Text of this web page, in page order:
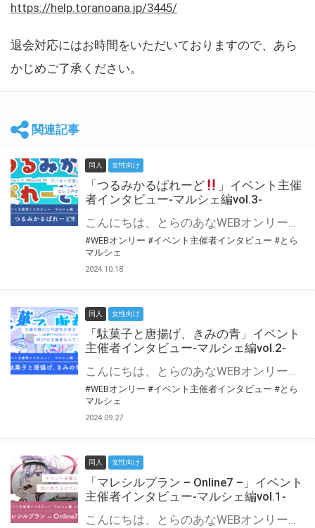
https://help.toranoana.jp/3445/
退会対応にはお時間をいただいておりますので、あら
かじめご了承ください。
関連記事
同人 女性向け
「つるみかるぱれーど
」イベント主催
者インタビュー-マルシェ編vol.3-
こんにちは、とらのあなWEBオンリー運営スタッフです。 新たにお届けする、イベント主催者インタビュー-マルシェ編-は、 とらのあなWEBオンリー「マルシェ」をご利用した主催様に 「マルシェ」を使って開催した感想や心がけをお聞きする企画です。 今回は、WEBオンリー初開催「つるみかるぱれーど
#WEBオンリー #イベント主催者インタビュー #とら
マルシェ
2024.10.18
同人 女性向け
「駄菓子と唐揚げ、きみの青」イベント
主催者インタビュー-マルシェ編vol.2-
こんにちは、とらのあなWEBオンリー運営スタッフです。 新たにお届けする、イベント主催者インタビュー-マルシェ編-は、 とらのあなWEBオンリー「マルシェ」をご利用の主催様に 「マルシェ」を使ってイベントを開催した感想や心がけをお聞きする企画です。 今回は、WEBオンリー初開催「駄菓子と唐揚げ、きみの青」より、 主催のぎこ六屋様にお話を伺いました。 協力：ぎこ六屋様／イベント公式Twitter（@krkgwks） とらのあなWEBオンリー「マルシェ」とは？ WEBオンリーでリアルタイムでコミュニケーションがとれるオンライン会場です。
#WEBオンリー #イベント主催者インタビュー #とら
マルシェ
2024.09.27
同人 女性向け
「マレシルプラン – Online7 –」イベント
主催者インタビュー-マルシェ編vol.1-
こんにちは、とらのあなWEBオンリー運営スタッフです。 新たにお届けする、イベント主催者インタビュー-マルシェ編-は、 とらのあなWEBオンリー「マルシェ」をご利用した主催様に 「マルシェ」を使って開催した感想や心がけをお聞きする企画です。 今回は、WEBオンリー開催7回目迎えた「マレシルプラン – Online7 –」より、 主催の玉川うた様にお話を伺いました。 ▼マレシルプランのインタビュー前回記事 「イベント主催者インタビュー vol.6」はこちら 協力：玉川うた様（マレシルプラン実行委員会 代表）／イベント公式Twitter（@mallesil_plan） とらのあなWEBオンリー「マルシェ」とは？ WEBオンリーでリアルタイムでコミュニケーションがとれるオンライン会場です。